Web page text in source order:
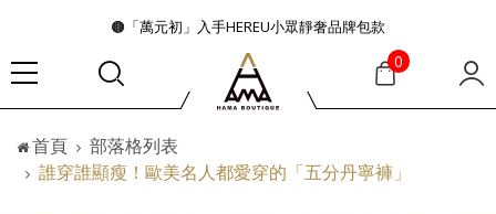
🟤「萬元初」入手HEREU小眾靜奢品牌包款
🟤TODS的義大利經典美學超越了短暫流行
🛒過季典藏特惠·折上再折
👜大容量包款美學從不只是收納
『折扣』降臨，將時髦夏季全部收藏
🟤「萬元初」入手HEREU小眾靜奢品牌包款
0
首頁
部落格列表
誰穿誰顯瘦！歐美名人都愛穿的「五分丹寧褲」